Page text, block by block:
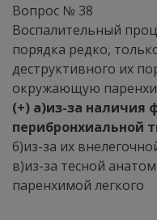
Вопрос № 38
Воспалительный
порядка редко,
деструктивного их
окружающую
(+) а)из-за наличия
перибронхиальной
б)из-за их
в)из-за тесной
паренхимой легкого